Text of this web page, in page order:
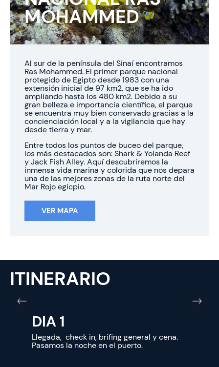
MOHAMMED
Al sur de la península del Sinaí encontramos
Ras Mohammed. El primer parque nacional
protegido de Egipto desde 1983 con una
extensión inicial de 97 km2, que se ha ido
ampliando hasta los 480 km2. Debido a su
gran belleza e importancia científica, el parque
se encuentra muy bien conservado gracias a la
concienciación local y a la vigilancia que hay
desde tierra y mar.
Entre todos los puntos de buceo del parque,
los más destacados son: Shark & Yolanda Reef
y Jack Fish Alley. Aquí descubriremos la
inmensa vida marina y colorida que nos depara
una de las mejores zonas de la ruta norte del
Mar Rojo egicpio.
VER MAPA
ITINERARIO
DIA 1
Llegada, check in, brifing general y cena.
Pasamos la noche en el puerto.